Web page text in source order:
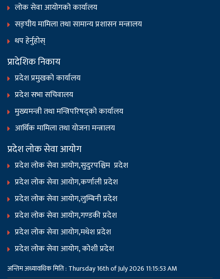
लोक सेवा आयोगको कार्यालय
सङ्‍घीय मामिला तथा सामान्य प्रशासन मन्त्रालय
थप हेर्नुहोस्
प्रादेशिक निकाय
प्रदेश प्रमुखको कार्यालय
प्रदेश सभा सचिवालय
मुख्यमन्त्री तथा मन्त्रिपरिषद्को कार्यालय
आर्थिक मामिला तथा योजना मन्त्रालय
प्रदेश लोक सेवा आयोग
प्रदेश लोक सेवा आयोग,सुदुरपश्चिम प्रदेश
प्रदेश लोक सेवा आयोग,कर्णाली प्रदेश
प्रदेश लोक सेवा आयोग,लुम्बिनी प्रदेश
प्रदेश लोक सेवा आयोग,गण्डकी प्रदेश
प्रदेश लोक सेवा आयोग,मधेश प्रदेश
प्रदेश लोक सेवा आयोग, कोशी प्रदेश
अन्तिम अध्यावधिक मिति : Thursday 16th of July 2026 11:15:53 AM